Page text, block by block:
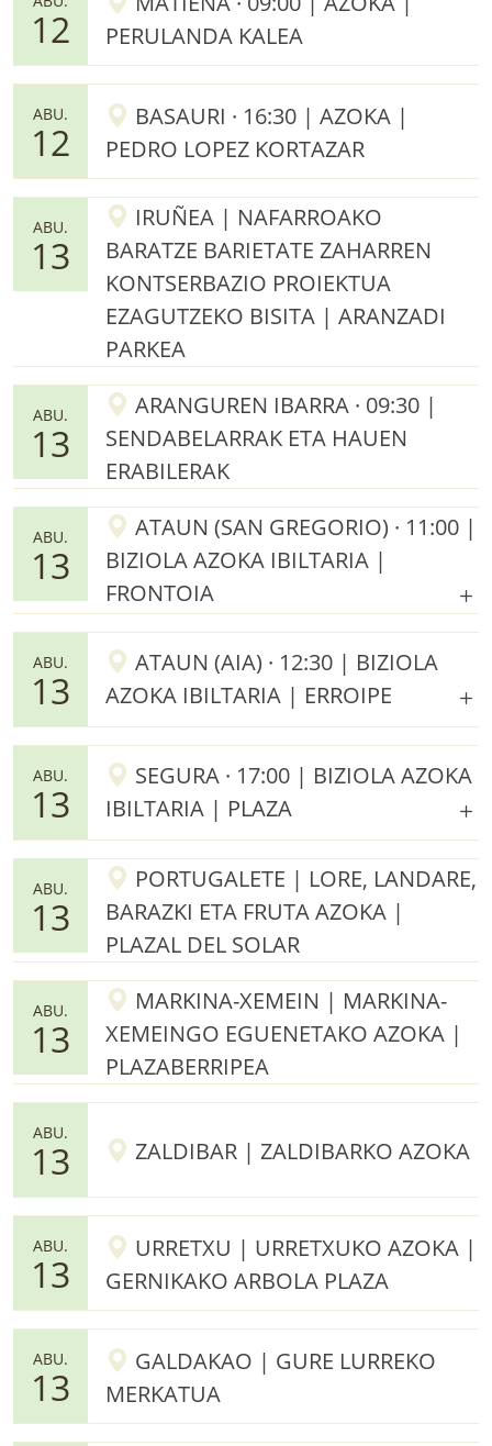
12
PERULANDA KALEA
ABU.
12
BASAURI · 16:30 | AZOKA |
PEDRO LOPEZ KORTAZAR
ABU.
13
IRUÑEA | NAFARROAKO
BARATZE BARIETATE ZAHARREN
KONTSERBAZIO PROIEKTUA
EZAGUTZEKO BISITA | ARANZADI
PARKEA
ABU.
13
ARANGUREN IBARRA · 09:30 |
SENDABELARRAK ETA HAUEN
ERABILERAK
ABU.
13
ATAUN (SAN GREGORIO) · 11:00 |
BIZIOLA AZOKA IBILTARIA |
FRONTOIA
ABU.
13
ATAUN (AIA) · 12:30 | BIZIOLA
AZOKA IBILTARIA | ERROIPE
ABU.
13
SEGURA · 17:00 | BIZIOLA AZOKA
IBILTARIA | PLAZA
ABU.
13
PORTUGALETE | LORE, LANDARE,
BARAZKI ETA FRUTA AZOKA |
PLAZAL DEL SOLAR
ABU.
13
MARKINA-XEMEIN | MARKINA-
XEMEINGO EGUENETAKO AZOKA |
PLAZABERRIPEA
ABU.
13 ZALDIBAR | ZALDIBARKO AZOKA
ABU.
13
URRETXU | URRETXUKO AZOKA |
GERNIKAKO ARBOLA PLAZA
ABU.
13
GALDAKAO | GURE LURREKO
MERKATUA